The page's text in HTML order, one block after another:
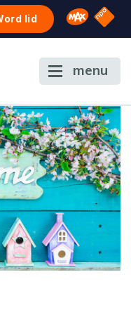
lid Omroep
NPO
menu